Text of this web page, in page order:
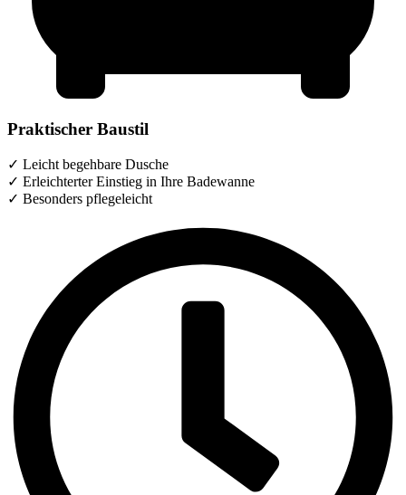
Praktischer Baustil
✓ Leicht begehbare Dusche
✓ Erleichterter Einstieg in Ihre Badewanne
✓ Besonders pflegeleicht